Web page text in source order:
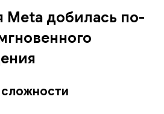
Meta добилась по-